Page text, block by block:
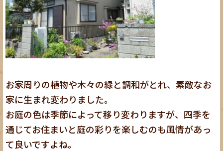
お家周りの植物や木々の緑と調和がとれ、素敵なお
家に生まれ変わりました。
お庭の色は季節によって移り変わりますが、四季を
通じてお住まいと庭の彩りを楽しむのも風情があっ
て良いですよね。